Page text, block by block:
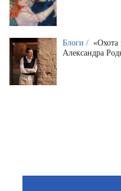
Блоги / «Охота
Александра